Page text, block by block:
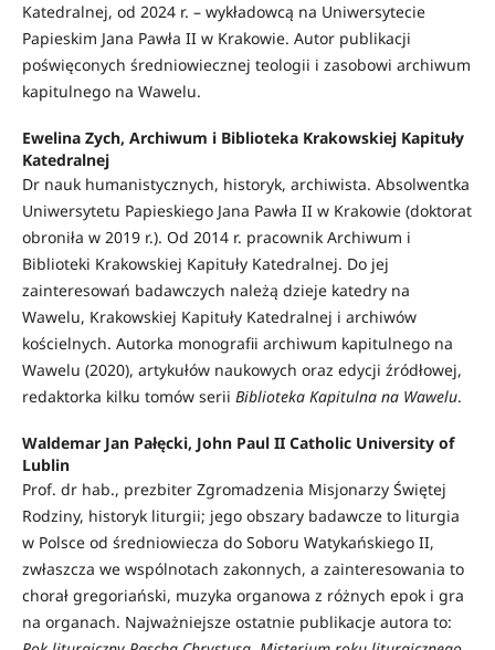
Katedralnej, od 2024 r. – wykładowcą na Uniwersytecie
Papieskim Jana Pawła II w Krakowie. Autor publikacji
poświęconych średniowiecznej teologii i zasobowi archiwum
kapitulnego na Wawelu.
Ewelina Zych, Archiwum i Biblioteka Krakowskiej Kapituły
Katedralnej
Dr nauk humanistycznych, historyk, archiwista. Absolwentka
Uniwersytetu Papieskiego Jana Pawła II w Krakowie (doktorat
obroniła w 2019 r.). Od 2014 r. pracownik Archiwum i
Biblioteki Krakowskiej Kapituły Katedralnej. Do jej
zainteresowań badawczych należą dzieje katedry na
Wawelu, Krakowskiej Kapituły Katedralnej i archiwów
kościelnych. Autorka monografii archiwum kapitulnego na
Wawelu (2020), artykułów naukowych oraz edycji źródłowej,
redaktorka kilku tomów serii Biblioteka Kapitulna na Wawelu.
Waldemar Jan Pałęcki, John Paul II Catholic University of
Lublin
Prof. dr hab., prezbiter Zgromadzenia Misjonarzy Świętej
Rodziny, historyk liturgii; jego obszary badawcze to liturgia
w Polsce od średniowiecza do Soboru Watykańskiego II,
zwłaszcza we wspólnotach zakonnych, a zainteresowania to
chorał gregoriański, muzyka organowa z różnych epok i gra
na organach. Najważniejsze ostatnie publikacje autora to: